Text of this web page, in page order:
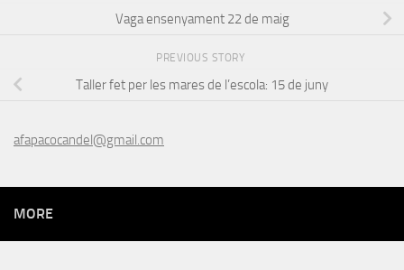
Vaga ensenyament 22 de maig
PREVIOUS STORY
Taller fet per les mares de l’escola: 15 de juny
afapacocandel@gmail.com
MORE